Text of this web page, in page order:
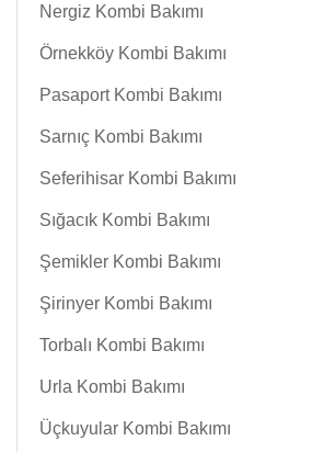
Nergiz Kombi Bakımı
Örnekköy Kombi Bakımı
Pasaport Kombi Bakımı
Sarnıç Kombi Bakımı
Seferihisar Kombi Bakımı
Sığacık Kombi Bakımı
Şemikler Kombi Bakımı
Şirinyer Kombi Bakımı
Torbalı Kombi Bakımı
Urla Kombi Bakımı
Üçkuyular Kombi Bakımı